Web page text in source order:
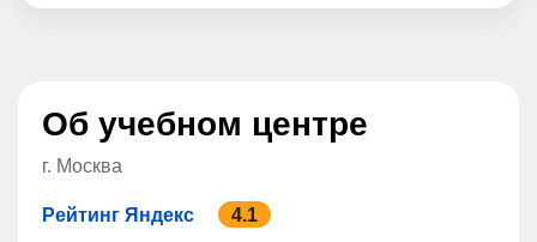
Об учебном центре
г. Москва
Рейтинг Яндекс 4.1